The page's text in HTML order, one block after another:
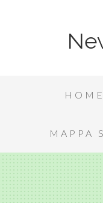
HOME
MAPPA